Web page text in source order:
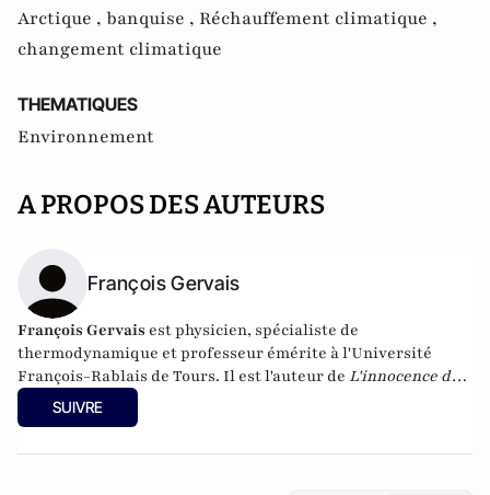
Arctique , banquise , Réchauffement climatique ,
changement climatique
THEMATIQUES
Environnement
A PROPOS DES AUTEURS
François Gervais
François Gervais est physicien, spécialiste de
thermodynamique et professeur émérite à l'Université
François-Rablais de Tours. Il est l'auteur de L'innocence du
carboneaux éditions Albin Michel (2013).
SUIVRE